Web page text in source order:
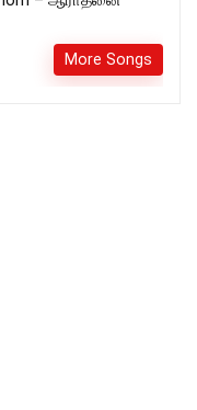
More Songs